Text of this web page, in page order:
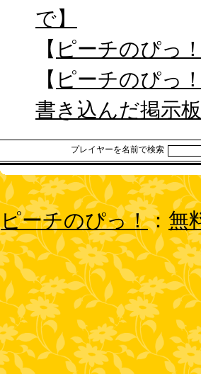
で】
【 ピーチのぴっ！
【 ピーチのぴっ！
書き込んだ掲示
プレイヤーを名前で検索
ピーチのぴっ！： 無